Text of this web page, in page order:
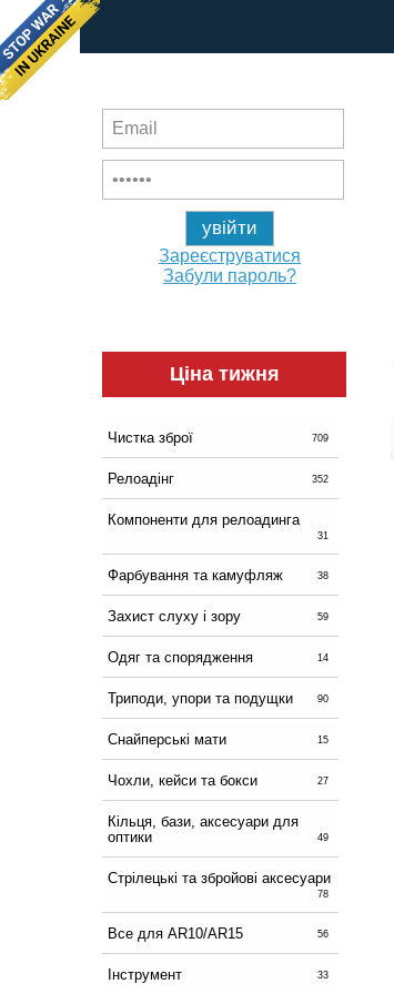
Зареєструватися
Забули пароль?
Ціна тижня
Чистка зброї 709
Релоадінг 352
Компоненти для релоадинга
31
Фарбування та камуфляж 38
Захист слуху і зору 59
Одяг та спорядження 14
Триподи, упори та подущки 90
Снайперські мати 15
Чохли, кейси та бокси 27
Кільця, бази, аксесуари для
оптики
49
Стрілецькі та збройові аксесуари
78
Все для AR10/AR15 56
Інструмент 33